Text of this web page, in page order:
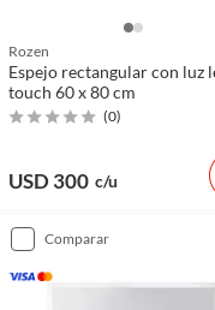
Rozen
Espejo rectangular con luz
touch 60 x 80 cm
(0)
USD 300 c/u
comparar